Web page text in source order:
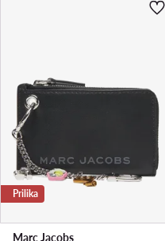
Prilika
Marc Jacobs